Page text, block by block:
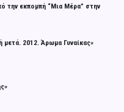
την εκπομπή “Μια Μέρα” στην
2012. Άρωμα Γυναίκας»